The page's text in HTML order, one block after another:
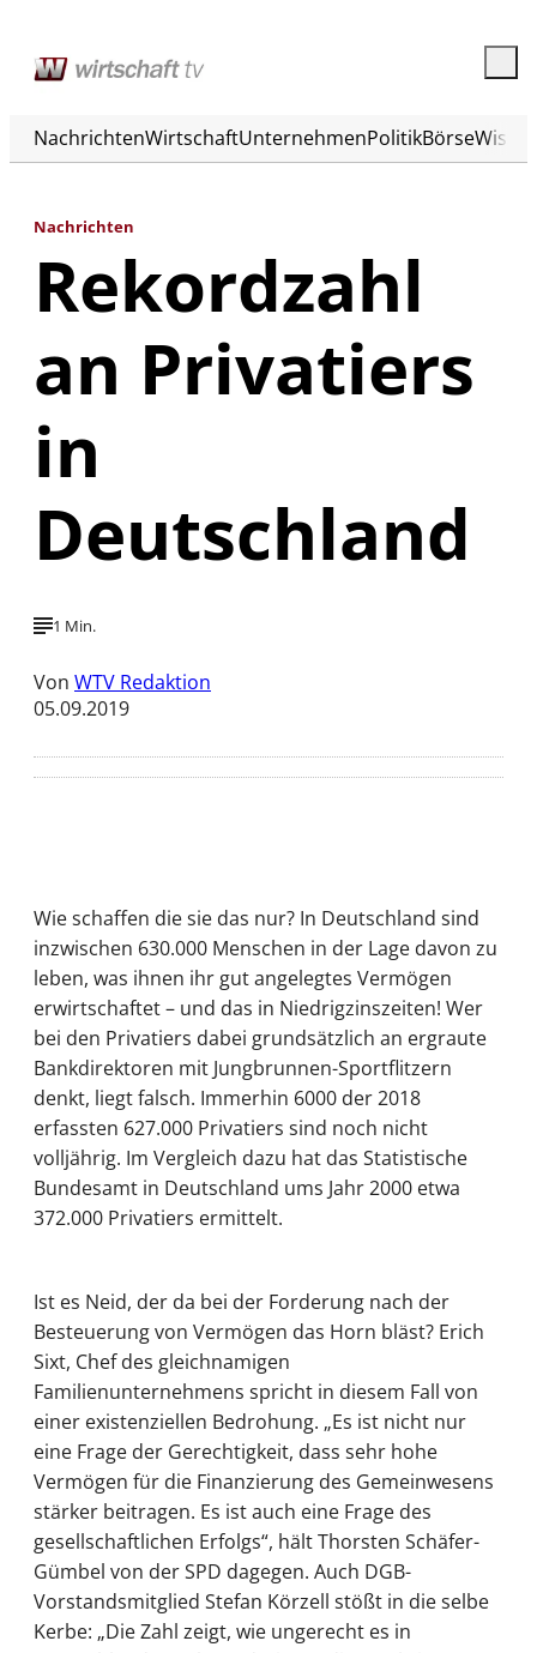
NachrichtenWirtschaftUnternehmenPolitikBörse
Nachrichten
Rekordzahl
an Privatiers
in
Deutschland
1 Min.
Von WTV Redaktion
05.09.2019
Wie schaffen die sie das nur? In Deutschland sind
inzwischen 630.000 Menschen in der Lage davon zu
leben, was ihnen ihr gut angelegtes Vermögen
erwirtschaftet – und das in Niedrigzinszeiten! Wer
bei den Privatiers dabei grundsätzlich an ergraute
Bankdirektoren mit Jungbrunnen-Sportflitzern
denkt, liegt falsch. Immerhin 6000 der 2018
erfassten 627.000 Privatiers sind noch nicht
volljährig. Im Vergleich dazu hat das Statistische
Bundesamt in Deutschland ums Jahr 2000 etwa
372.000 Privatiers ermittelt.
Ist es Neid, der da bei der Forderung nach der
Besteuerung von Vermögen das Horn bläst? Erich
Sixt, Chef des gleichnamigen
Familienunternehmens spricht in diesem Fall von
einer existenziellen Bedrohung. „Es ist nicht nur
eine Frage der Gerechtigkeit, dass sehr hohe
Vermögen für die Finanzierung des Gemeinwesens
stärker beitragen. Es ist auch eine Frage des
gesellschaftlichen Erfolgs“, hält Thorsten Schäfer-
Gümbel von der SPD dagegen. Auch DGB-
Vorstandsmitglied Stefan Körzell stößt in die selbe
Kerbe: „Die Zahl zeigt, wie ungerecht es in